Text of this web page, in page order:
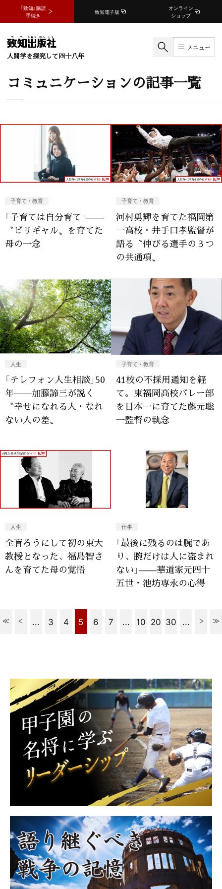
『致知』購読
手続き
致知電子版
オンライン
ショップ
人間学を探究して四十八年
メニュー
コミュニケーションの記事一覧
子育て・教育
「子育ては自分育て」——
〝ビリギャル〟を育てた
母の一念
子育て・教育
河村勇輝を育てた福岡第
一高校・井手口孝監督が
語る〝伸びる選手の３つ
の共通項〟
人生
「テレフォン人生相談」50
年──加藤諦三が説く
〝幸せになれる人・なれ
ない人の差〟
子育て・教育
41校の不採用通知を経
て。東福岡高校バレー部
を日本一に育てた藤元聡
一監督の執念
人生
全盲ろうにして初の東大
教授となった、福島智さ
んを育てた母の覚悟
仕事
「最後に残るのは腕であ
り、腕だけは人に盗まれ
ない」——華道家元四十
五世・池坊専永の心得
... 3 4 5 6 7 ... 10 20 30 ...